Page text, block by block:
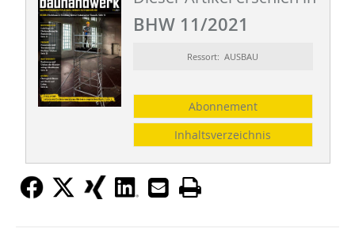
BHW 11/2021
Ressort: AUSBAU
Abonnement
Inhaltsverzeichnis